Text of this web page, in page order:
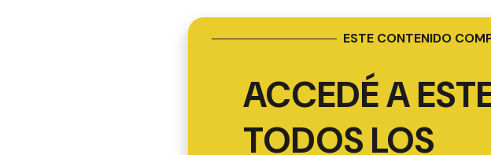
ESTE CONTENIDO
ACCEDÉ A
TODOS LOS